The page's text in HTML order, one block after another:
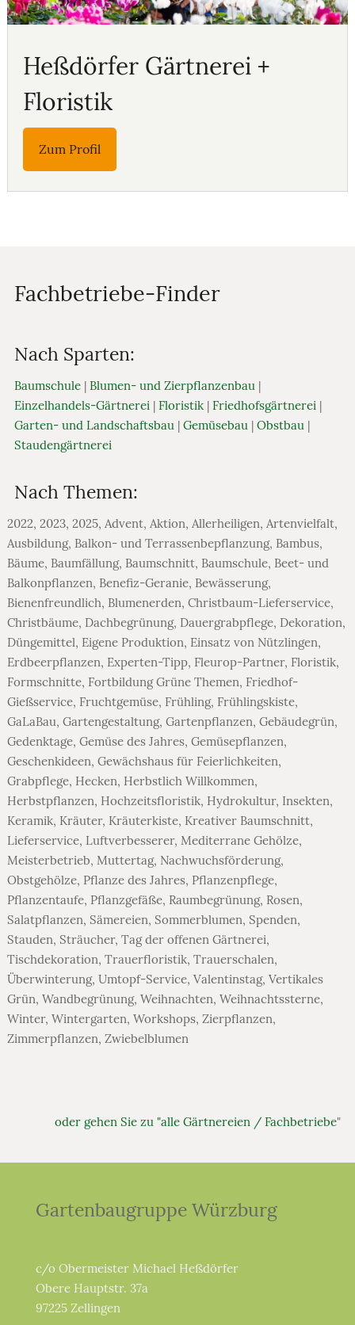
Heßdörfer Gärtnerei +
Floristik
Fachbetriebe-Finder
Nach Sparten:
Baumschule| Blumen- und Zierpflanzenbau|
Einzelhandels-Gärtnerei| Floristik| Friedhofsgärtnerei|
Garten- und Landschaftsbau| Gemüsebau| Obstbau|
Staudengärtnerei
Nach Themen:
2022, 2023, 2025, Advent, Aktion, Allerheiligen, Artenvielfalt,
Ausbildung, Balkon- und Terrassenbepflanzung, Bambus,
Bäume, Baumfällung, Baumschnitt, Baumschule, Beet- und
Balkonpflanzen, Benefiz-Geranie, Bewässerung,
Bienenfreundlich, Blumenerden, Christbaum-Lieferservice,
Christbäume, Dachbegrünung, Dauergrabpflege, Dekoration,
Düngemittel, Eigene Produktion, Einsatz von Nützlingen,
Erdbeerpflanzen, Experten-Tipp, Fleurop-Partner, Floristik,
Formschnitte, Fortbildung Grüne Themen, Friedhof-
Gießservice, Fruchtgemüse, Frühling, Frühlingskiste,
GaLaBau, Gartengestaltung, Gartenpflanzen, Gebäudegrün,
Gedenktage, Gemüse des Jahres, Gemüsepflanzen,
Geschenkideen, Gewächshaus für Feierlichkeiten,
Grabpflege, Hecken, Herbstlich Willkommen,
Herbstpflanzen, Hochzeitsfloristik, Hydrokultur, Insekten,
Keramik, Kräuter, Kräuterkiste, Kreativer Baumschnitt,
Lieferservice, Luftverbesserer, Mediterrane Gehölze,
Meisterbetrieb, Muttertag, Nachwuchsförderung,
Obstgehölze, Pflanze des Jahres, Pflanzenpflege,
Pflanzentaufe, Pflanzgefäße, Raumbegrünung, Rosen,
Salatpflanzen, Sämereien, Sommerblumen, Spenden,
Stauden, Sträucher, Tag der offenen Gärtnerei,
Tischdekoration, Trauerfloristik, Trauerschalen,
Überwinterung, Umtopf-Service, Valentinstag, Vertikales
Grün, Wandbegrünung, Weihnachten, Weihnachtssterne,
Winter, Wintergarten, Workshops, Zierpflanzen,
Zimmerpflanzen, Zwiebelblumen
oder gehen Sie zu "alle Gärtnereien / Fachbetriebe"
Gartenbaugruppe Würzburg
c/o Obermeister Michael Heßdörfer
Obere Hauptstr. 37a
97225 Zellingen